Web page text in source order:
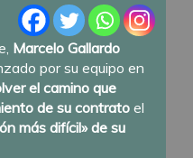
Marcelo Gallardo
por su equipo en
el camino que
de su contratoel
más difícil» de su